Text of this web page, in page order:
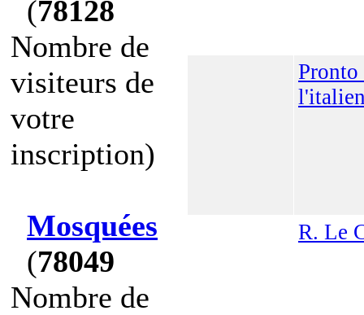
(78128
Nombre de
visiteurs de
votre
inscription)
Mosquées
(78049
Nombre de
Pronto
R. Le